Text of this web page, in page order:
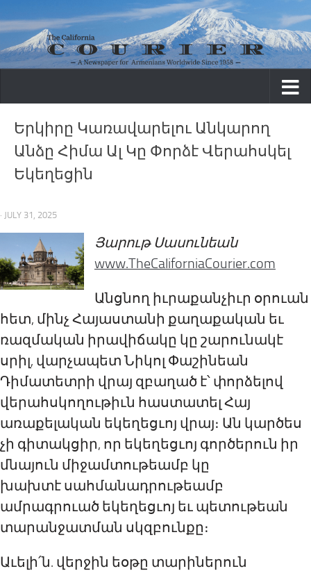
Skip to content
Երկիրը Կառավարելու Անկարող
Անձը Հիմա Ալ Կը Փորձէ Վերահսկել
Եկեղեցին
· JULY 31, 2025
Յարութ Սասունեան
www.TheCaliforniaCourier.com
Անցնող իւրաքանչիւր օրուան
հետ, մինչ Հայաստանի քաղաքական եւ
ռազմական իրավիճակը կը շարունակէ
սրիլ, վարչապետ Նիկոլ Փաշինեան
Դիմատետրի վրայ զբաղած է՝ փորձելով
վերահսկողութիւն հաստատել Հայ
առաքելական եկեղեցւոյ վրայ։ Ան կարծես
չի գիտակցիր, որ եկեղեցւոյ գործերուն իր
մնայուն միջամտութեամբ կը
խախտէ սահմանադրութեամբ
ամրագրուած եկեղեցւոյ եւ պետութեան
տարանջատման սկզբունքը։
Աւելի՛ն. վերջին եօթը տարիներուն